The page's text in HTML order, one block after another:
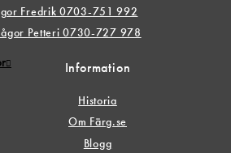
Fredrik 0703-751 992
Petteri 0730-727 978
Information
Historia
Om Färg.se
Blogg